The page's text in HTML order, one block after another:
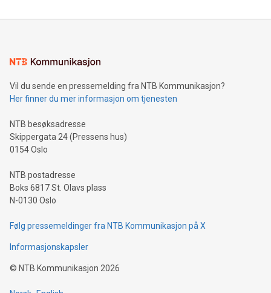
Vil du sende en pressemelding fra NTB Kommunikasjon?
Her finner du mer informasjon om tjenesten
NTB besøksadresse
Skippergata 24 (Pressens hus)
0154 Oslo
NTB postadresse
Boks 6817 St. Olavs plass
N-0130 Oslo
Følg pressemeldinger fra NTB Kommunikasjon på X
Informasjonskapsler
© NTB Kommunikasjon 2026